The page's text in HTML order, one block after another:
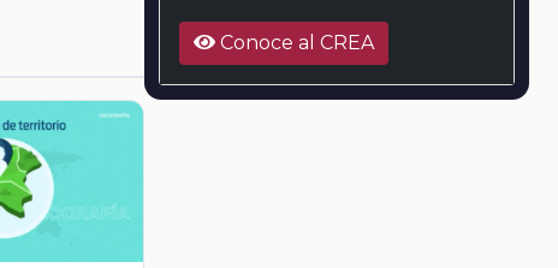
Conoce al CREA